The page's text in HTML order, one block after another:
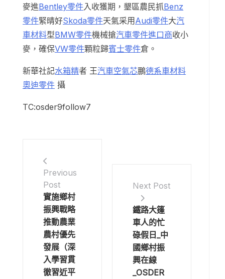
麥進Bentley零件入收獲期，墾區農民抓Benz
零件緊晴好Skoda零件天氣采用 Audi零件大汽
車材料型BMW零件機械搶汽車零件進口商收小
麥，確保VW零件顆粒歸賓士零件倉。
新華社記水箱精者 王汽車空氣芯鵬德系車材料
奧迪零件 攝
TC:osder9follow7
Previous
Post
實施鄉村
振興戰略
推動農業
農村優先
發展（深
入學習貫
徹習近平
Next Post
鐵路大篷
車人的忙
碌假日_中
國鄉村振
興在線
_OSDER